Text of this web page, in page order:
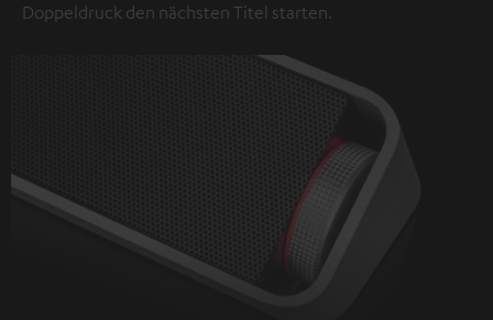
Doppeldruck den nächsten Titel starten.